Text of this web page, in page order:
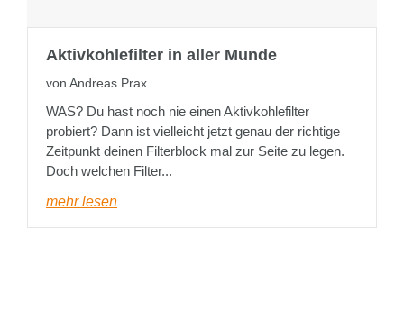
Aktivkohlefilter in aller Munde
von Andreas Prax
WAS? Du hast noch nie einen Aktivkohlefilter
probiert? Dann ist vielleicht jetzt genau der richtige
Zeitpunkt deinen Filterblock mal zur Seite zu legen.
Doch welchen Filter...
mehr lesen